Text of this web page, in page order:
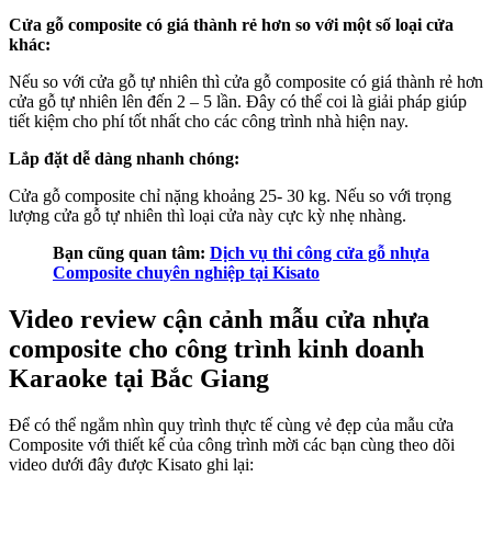
Cửa gỗ composite có giá thành rẻ hơn so với một số loại cửa
khác:
Nếu so với cửa gỗ tự nhiên thì cửa gỗ composite có giá thành rẻ hơn
cửa gỗ tự nhiên lên đến 2 – 5 lần. Đây có thể coi là giải pháp giúp
tiết kiệm cho phí tốt nhất cho các công trình nhà hiện nay.
Lắp đặt dễ dàng nhanh chóng:
Cửa gỗ composite chỉ nặng khoảng 25- 30 kg. Nếu so với trọng
lượng cửa gỗ tự nhiên thì loại cửa này cực kỳ nhẹ nhàng.
Bạn cũng quan tâm: Dịch vụ thi công cửa gỗ nhựa
Composite chuyên nghiệp tại Kisato
Video review cận cảnh mẫu cửa nhựa
composite cho công trình kinh doanh
Karaoke tại Bắc Giang
Để có thể ngắm nhìn quy trình thực tế cùng vẻ đẹp của mẫu cửa
Composite với thiết kế của công trình mời các bạn cùng theo dõi
video dưới đây được Kisato ghi lại: